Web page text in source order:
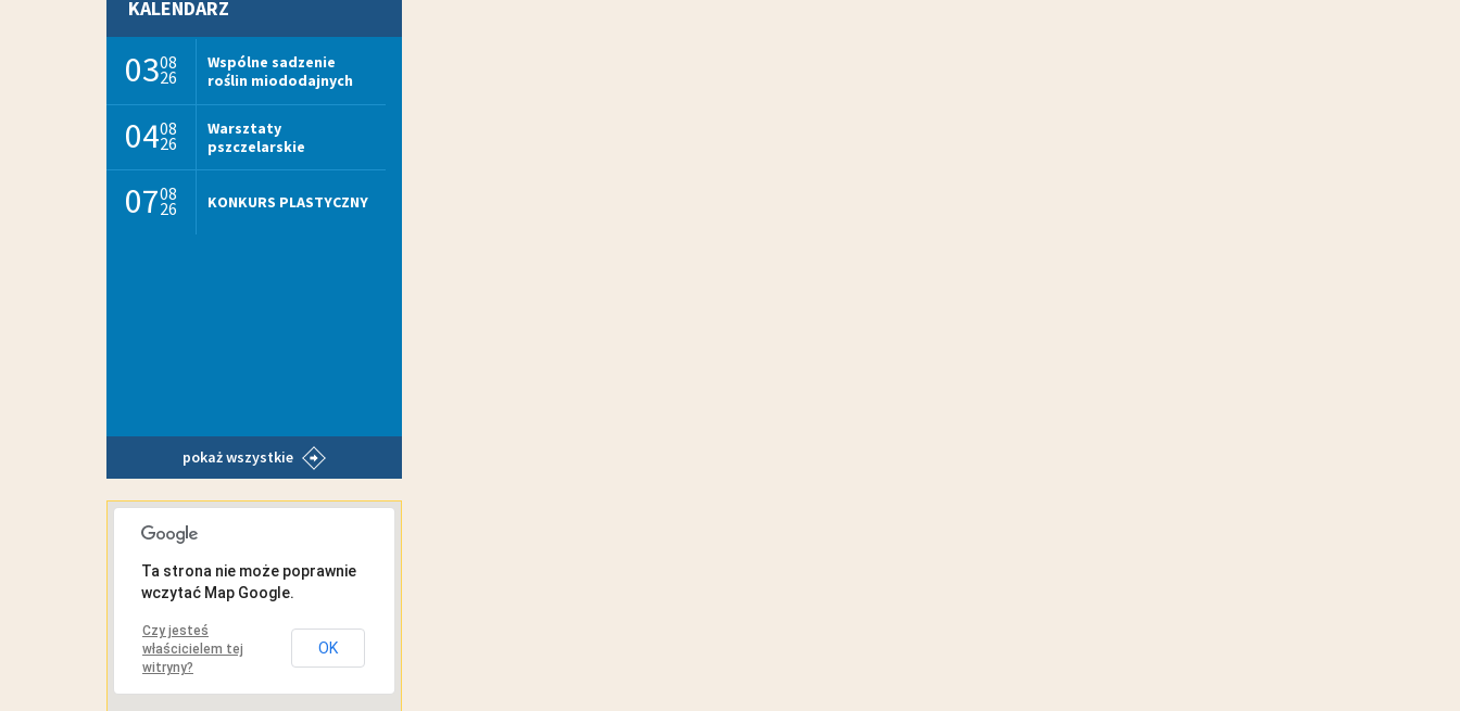
KALENDARZ
0308
26
Wspólne sadzenie
roślin miododajnych
0408
26
Warsztaty
pszczelarskie
0708
26 KONKURS PLASTYCZNY
pokaż wszystkie
MAPA INTERAKTYWNA
Ta strona nie może poprawnie
wczytać Map Google.
Czy jesteś
właścicielem tej
witryny?
OK